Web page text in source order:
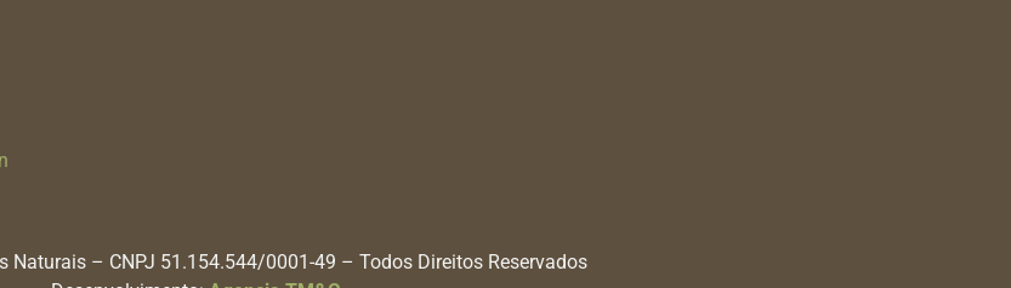
Naturais – CNPJ 51.154.544/0001-49 – Todos Direitos Reservados